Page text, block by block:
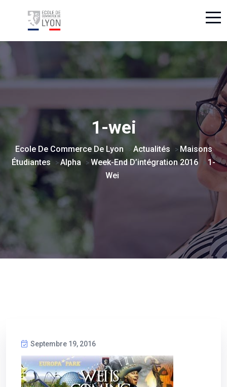
1-wei
Ecole De Commerce De Lyon >Actualités > Maisons
Étudiantes
>Alpha >Week-End D’intégration 2016 > 1-
Wei
Septembre 19, 2016